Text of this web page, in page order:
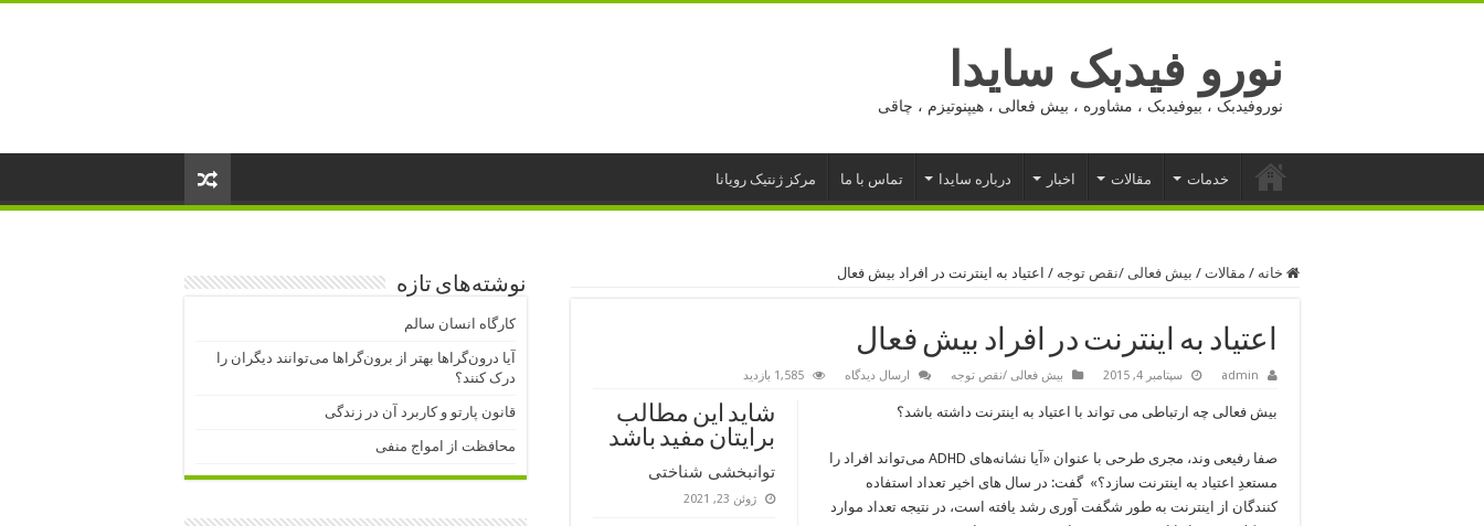
نورو فیدبک سایدا
نوروفیدبک ، بیوفیدبک ، مشاوره ، بیش فعالی ، هیپنوتیزم ، چاقی
خدمات مقالات اخبار درباره سایدا تماس با ما مرکز ژنتیک رویانا
خانه / مقالات / بیش فعالی /نقص توجه / اعتیاد به اینترنت در افراد بیش فعال
اعتیاد به اینترنت در افراد بیش فعال
admin سپتامبر 4, 2015 بیش فعالی /نقص توجه ارسال دیدگاه 1,585 بازدید
شاید این مطالب
برایتان مفید باشد
توانبخشی شناختی
ژوئن 23, 2021
بیش فعالی چه ارتباطی می تواند با اعتیاد به اینترنت داشته باشد؟
صفا رفیعی وند، مجری طرحی با عنوان «آیا نشانه‌های ADHD می‌تواند افراد را
مستعدِ اعتیاد به اینترنت سازد؟» گفت: در سال های اخیر تعداد استفاده
کنندگان از اینترنت به طور شگفت آوری رشد یافته است، در نتیجه تعداد موارد
نوشته‌های تازه
کارگاه انسان سالم
آیا درون‌گراها بهتر از برون‌گراها می‌توانند دیگران را
درک کنند؟
قانون پارتو و کاربرد آن در زندگی
محافظت از امواج منفی